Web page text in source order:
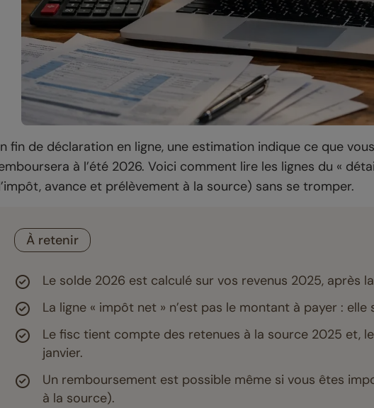
fin de déclaration en ligne, une estimation indique ce que
à l’été 2026. Voici comment lire les lignes du «
avance et prélèvement à la source) sans se tromper.
À retenir
Le solde 2026 est calculé sur vos revenus 2025, après
La ligne « impôt net » n’est pas le montant à payer :
Le fisc tient compte des retenues à la source 2025 et,
janvier.
Un remboursement est possible même si vous êtes
à la source).